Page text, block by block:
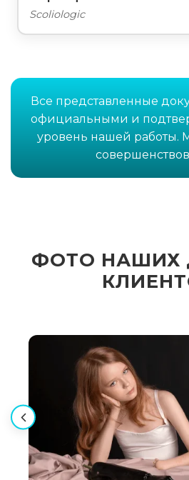
Scoliologic
Все представленные
официальными и
уровень нашей работы.
ФОТО НАШИХ